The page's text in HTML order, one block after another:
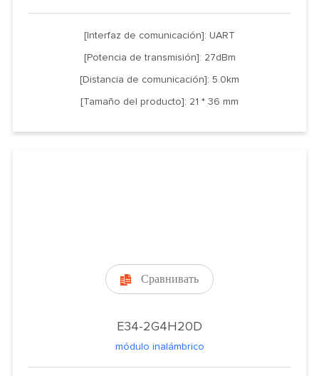
[Interfaz de comunicación]: UART
[Potencia de transmisión]: 27dBm
[Distancia de comunicación]: 5.0km
[Tamaño del producto]: 21 * 36 mm
 Сравнивать
E34-2G4H20D
módulo inalámbrico